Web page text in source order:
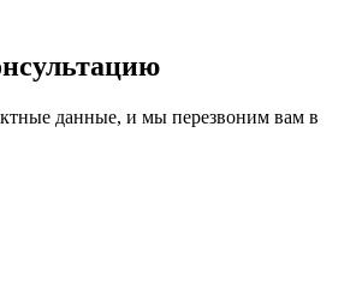
данные, и мы перезвоним вам в